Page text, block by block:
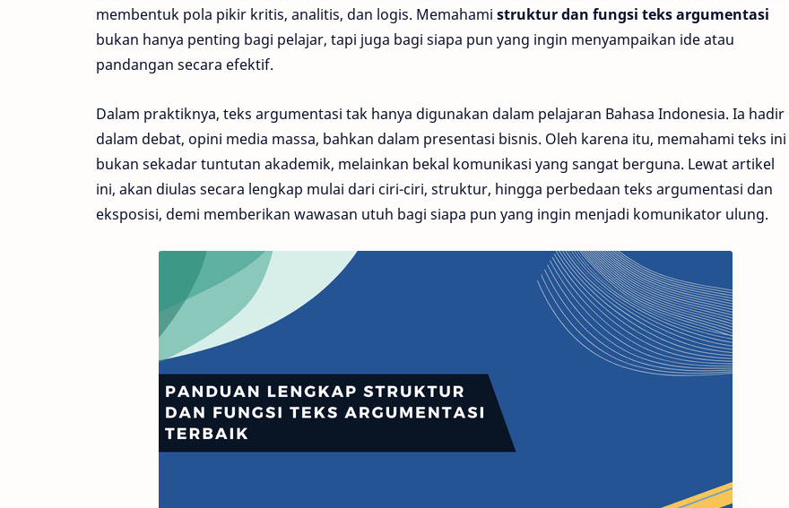
membentuk pola pikir kritis, analitis, dan logis. Memahami struktur dan fungsi teks argumentasi
bukan hanya penting bagi pelajar, tapi juga bagi siapa pun yang ingin menyampaikan ide atau
pandangan secara efektif.
Dalam praktiknya, teks argumentasi tak hanya digunakan dalam pelajaran Bahasa Indonesia. Ia hadir
dalam debat, opini media massa, bahkan dalam presentasi bisnis. Oleh karena itu, memahami teks ini
bukan sekadar tuntutan akademik, melainkan bekal komunikasi yang sangat berguna. Lewat artikel
ini, akan diulas secara lengkap mulai dari ciri-ciri, struktur, hingga perbedaan teks argumentasi dan
eksposisi, demi memberikan wawasan utuh bagi siapa pun yang ingin menjadi komunikator ulung.